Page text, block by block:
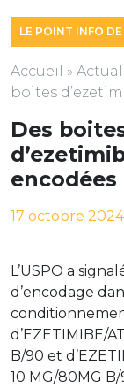
LE POINT INFO
Accueil »
boites
Des
encodées
17 octobre 2024
L’USPO a
d’encodage
d’EZETIMIBE/
B/90 et
10 MG/80MG